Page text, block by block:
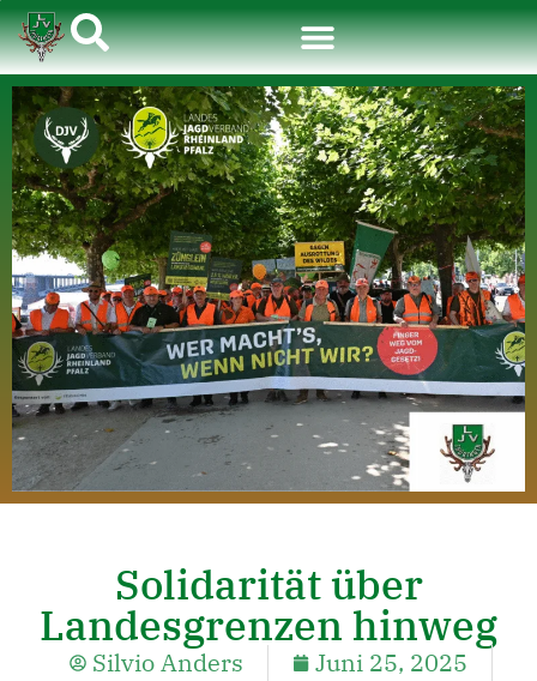
Solidarität über
Landesgrenzen hinweg
Silvio Anders
Juni 25, 2025